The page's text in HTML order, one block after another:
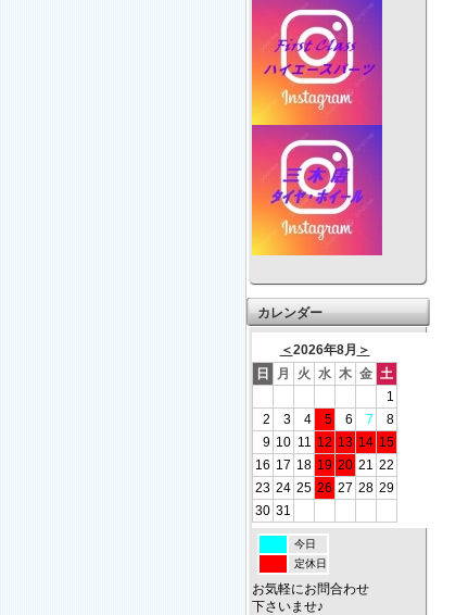
カレンダー
＜2026年8月 ＞
日
月 火 水 木 金 土
1
2
3 4 5 6 7
8
9 10 11 12 13 14 15
16 17 18 19 20 21 22
23 24 25 26 27 28 29
30 31
今日
定休日
お気軽にお問合わせ
下さいませ♪